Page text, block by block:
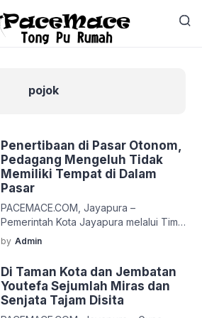
pojok
Penertibaan di Pasar Otonom,
Pedagang Mengeluh Tidak
Memiliki Tempat di Dalam
Pasar
PACEMACE.COM, Jayapura –
Pemerintah Kota Jayapura melalui Tim
Terpadu Operasi Gabungan Keamanan
dan Ketertiban Masyarakat secara rutin
terus melaksanakan kegiatan di seluruh
wilayah Kota Jayapura. Pada kegiatan
Operasi Gabungan yang dilaksanakan
hari Selasa (12/5/2026) Tim Operasi
by Admin
Di Taman Kota dan Jembatan
Youtefa Sejumlah Miras dan
Senjata Tajam Disita